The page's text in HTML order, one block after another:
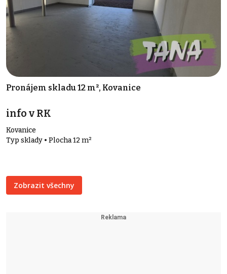
Pronájem skladu 12 m², Kovanice
info v RK
Kovanice
Typ sklady • Plocha 12 m²
Zobrazit všechny